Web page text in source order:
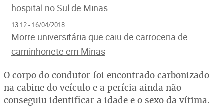
hospital no Sul de Minas
13:12 - 16/04/2018
Morre universitária que caiu de carroceria de
caminhonete em Minas
O corpo do condutor foi encontrado carbonizado
na cabine do veículo e a perícia ainda não
conseguiu identificar a idade e o sexo da vítima.